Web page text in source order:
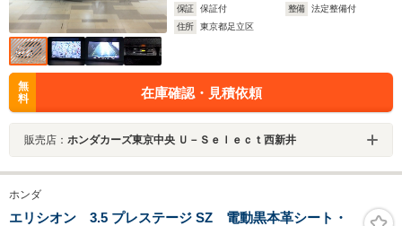
保証
保証付 整備
法定整備付
住所
東京都足立区
無
料
在庫確認・見積依頼
販売店： ホンダカーズ東京中央 Ｕ－Ｓｅｌｅｃｔ西新井
ホンダ
エリシオン 3.5 プレステージ SZ 電動黒本革シート・